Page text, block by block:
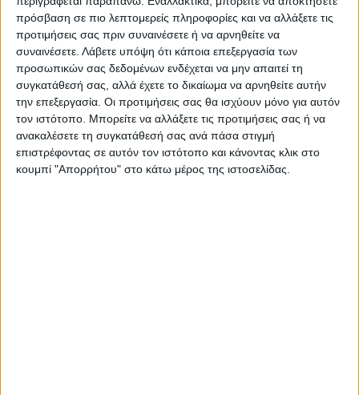
πρόσβαση σε πιο λεπτομερείς πληροφορίες και να αλλάξετε τις
προτιμήσεις σας πριν συναινέσετε ή να αρνηθείτε να
συναινέσετε. Λάβετε υπόψη ότι κάποια επεξεργασία των
προσωπικών σας δεδομένων ενδέχεται να μην απαιτεί τη
συγκατάθεσή σας, αλλά έχετε το δικαίωμα να αρνηθείτε αυτήν
την επεξεργασία. Οι προτιμήσεις σας θα ισχύουν μόνο για αυτόν
τον ιστότοπο. Μπορείτε να αλλάξετε τις προτιμήσεις σας ή να
ανακαλέσετε τη συγκατάθεσή σας ανά πάσα στιγμή
επιστρέφοντας σε αυτόν τον ιστότοπο και κάνοντας κλικ στο
κουμπί "Απορρήτου" στο κάτω μέρος της ιστοσελίδας.
τηρείται σιγή ιχθύος..
Είμαστε άραγε ικανοποιημένοι από την
κατανομή ή… άλλα λέμε στη σύσκεψη
φορέων και άλλα δεσμευόμαστε ενώπιόν
τους και άλλα πράττουμε;
«ΝΕΟΣ ΑΓΩΝ»